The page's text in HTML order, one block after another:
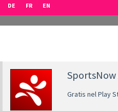
DE FR EN
SportsNow
Gratis nel Play